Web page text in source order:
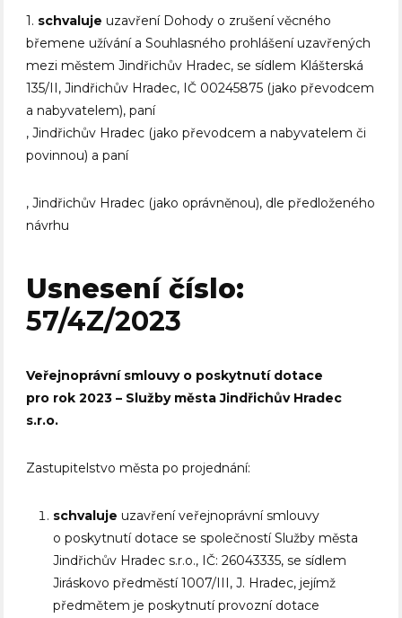
1. schvaluje uzavření Dohody o zrušení věcného
břemene užívání a Souhlasného prohlášení uzavřených
mezi městem Jindřichův Hradec, se sídlem Klášterská
135/II, Jindřichův Hradec, IČ 00245875 (jako převodcem
a nabyvatelem), paní
, Jindřichův Hradec (jako převodcem a nabyvatelem či
povinnou) a paní
, Jindřichův Hradec (jako oprávněnou), dle předloženého
návrhu
Usnesení číslo:
57/4Z/2023
Veřejnoprávní smlouvy o poskytnutí dotace
pro rok 2023 – Služby města Jindřichův Hradec
s.r.o.
Zastupitelstvo města po projednání:
schvaluje uzavření veřejnoprávní smlouvy
o poskytnutí dotace se společností Služby města
Jindřichův Hradec s.r.o., IČ: 26043335, se sídlem
Jiráskovo předměstí 1007/III, J. Hradec, jejímž
předmětem je poskytnutí provozní dotace